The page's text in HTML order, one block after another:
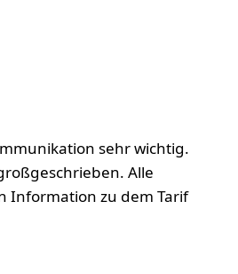
sehr wichtig.
Alle
Information zu dem Tarif